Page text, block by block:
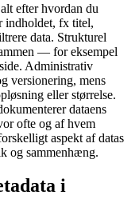
efter hvordan du
indholdet, fx titel,
data. Strukturel
— for eksempel
Administrativ
versionering, mens
eller størrelse.
dataens
ofte og af hvem
aspekt af datas
og sammenhæng.
i